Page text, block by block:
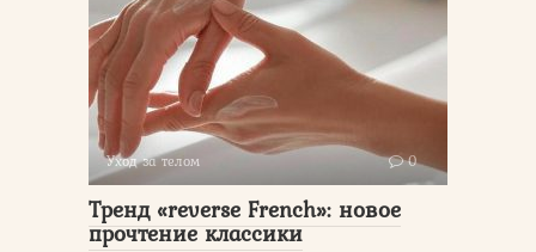
Уход за телом 0
Тренд «reverse French»: новое
прочтение классики